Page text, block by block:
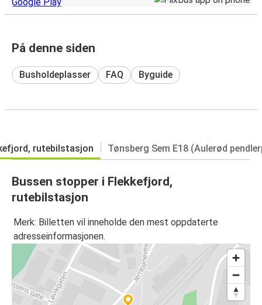
På denne siden
Busholdeplasser FAQ Byguide
rutebilstasjon Tønsberg Sem E18 (Aulerød
Bussen stopper i Flekkefjord,
rutebilstasjon
Merk: Billetten vil inneholde den mest oppdaterte
adresseinformasjonen.